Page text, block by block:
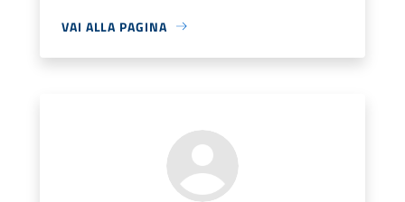
VAI ALLA PAGINA